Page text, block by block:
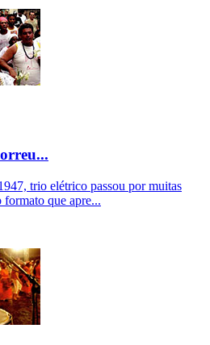
trio elétrico passou por muitas
formato que apre...